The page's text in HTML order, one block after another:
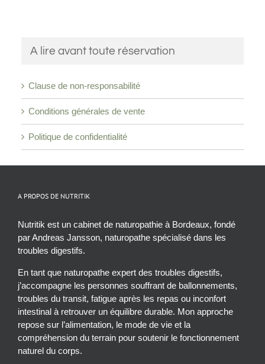
A lire avant toute réservation
Clause de non-responsabilité
Conditions générales de vente
Politique de confidentialité
A PROPOS DE NUTRITIK
Nutritik est un cabinet de naturopathie à Bordeaux, fondé
par Andreas Jansson, naturopathe spécialisé dans les
troubles digestifs.
En tant que naturopathe expert des troubles digestifs,
j’accompagne les personnes souffrant de ballonnements,
troubles du transit, fatigue après les repas ou inconfort
intestinal à retrouver un équilibre durable. Mon approche
repose sur l’alimentation, le mode de vie et la
compréhension du terrain pour soutenir le fonctionnement
naturel du corps.